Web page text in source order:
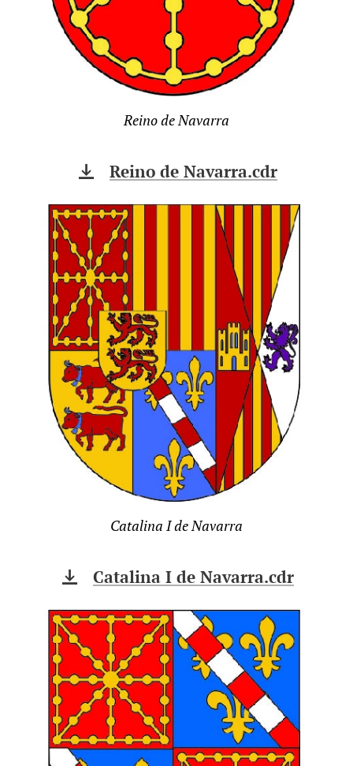
Reino de Navarra
Reino de Navarra.cdr
Catalina I de Navarra
Catalina I de Navarra.cdr